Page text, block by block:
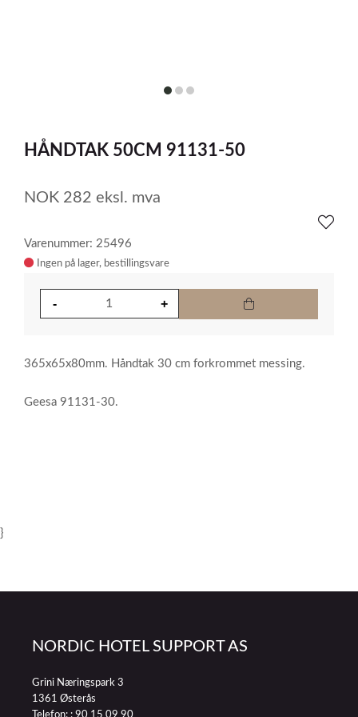
itemitemitem
of
HÅNDTAK 50CM 91131-50
NOK 282 eksl. mva
Varenummer: 25496
Ingen på lager
365x65x80mm. Håndtak 30 cm forkrommet messing.
Geesa 91131-30.
}
NORDIC HOTEL SUPPORT AS
Grini Næringspark 3
1361 Østerås